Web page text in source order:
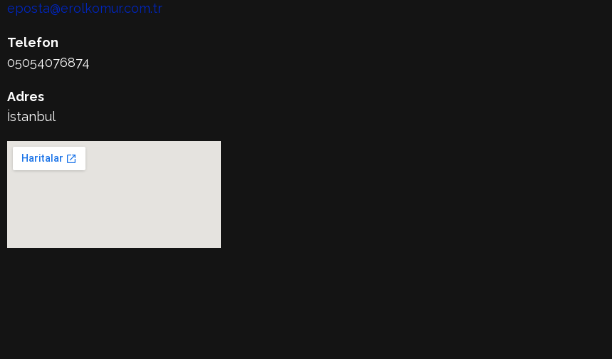
eposta@erolkomur.com.tr
Telefon
05054076874
Adres
İstanbul